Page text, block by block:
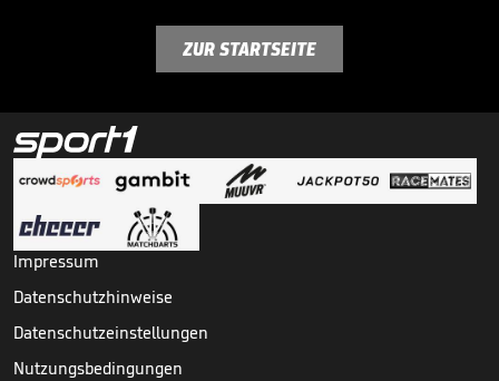
ZUR STARTSEITE
Impressum
Datenschutzhinweise
Datenschutzeinstellungen
Nutzungsbedingungen